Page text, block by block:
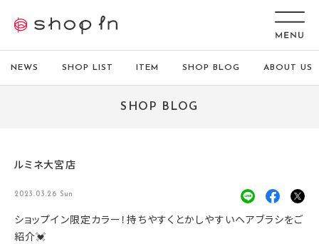
NEWS SHOP LIST ITEM SHOP BLOG ABOUT US
SHOP BLOG
ルミネ大宮店
2023.03.26 Sun
ショップイン限定カラー！持ちやすくとかしやすいヘアブラシをご
紹介💓